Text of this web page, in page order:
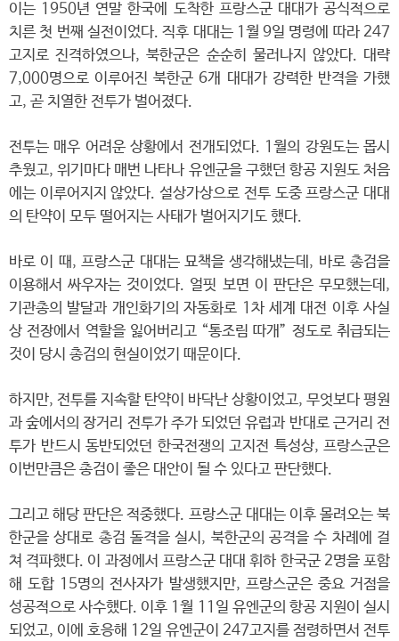
이는 1950년 연말 한국에 도착한 프랑스군 대대가 공식적으로
치른 첫 번째 실전이었다. 직후 대대는 1월 9일 명령에 따라 247
고지로 진격하였으나, 북한군은 순순히 물러나지 않았다. 대략
7,000명으로 이루어진 북한군 6개 대대가 강력한 반격을 가했
고, 곧 치열한 전투가 벌어졌다.
전투는 매우 어려운 상황에서 전개되었다. 1월의 강원도는 몹시
추웠고, 위기마다 매번 나타나 유엔군을 구했던 항공 지원도 처음
에는 이루어지지 않았다. 설상가상으로 전투 도중 프랑스군 대대
의 탄약이 모두 떨어지는 사태가 벌어지기도 했다.
바로 이 때, 프랑스군 대대는 묘책을 생각해냈는데, 바로 총검을
이용해서 싸우자는 것이었다. 얼핏 보면 이 판단은 무모했는데,
기관총의 발달과 개인화기의 자동화로 1차 세계 대전 이후 사실
상 전장에서 역할을 잃어버리고 “통조림 따개” 정도로 취급되는
것이 당시 총검의 현실이었기 때문이다.
하지만, 전투를 지속할 탄약이 바닥난 상황이었고, 무엇보다 평원
과 숲에서의 장거리 전투가 주가 되었던 유럽과 반대로 근거리 전
투가 반드시 동반되었던 한국전쟁의 고지전 특성상, 프랑스군은
이번만큼은 총검이 좋은 대안이 될 수 있다고 판단했다.
그리고 해당 판단은 적중했다. 프랑스군 대대는 이후 몰려오는 북
한군을 상대로 총검 돌격을 실시, 북한군의 공격을 수 차례에 걸
쳐 격파했다. 이 과정에서 프랑스군 대대 휘하 한국군 2명을 포함
해 도합 15명의 전사자가 발생했지만, 프랑스군은 중요 거점을
성공적으로 사수했다. 이후 1월 11일 유엔군의 항공 지원이 실시
되었고, 이에 호응해 12일 유엔군이 247고지를 점령하면서 전투